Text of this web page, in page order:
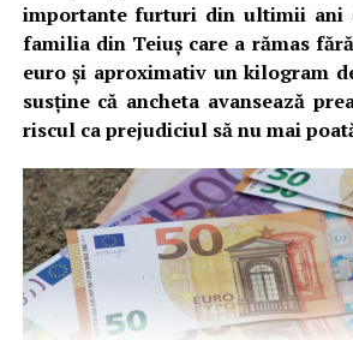
importante furturi din ultimii ani
familia din Teiuș care a rămas
euro și aproximativ un kilogram
susține că ancheta avansează
riscul ca prejudiciul să nu mai